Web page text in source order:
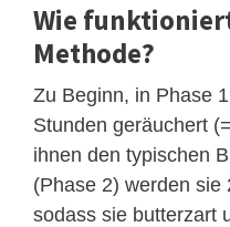
Wie
Methode?
Zu Beginn, in Phase
Stunden geräuchert
ihnen den typischen
(Phase 2) werden sie
sodass sie butterzart